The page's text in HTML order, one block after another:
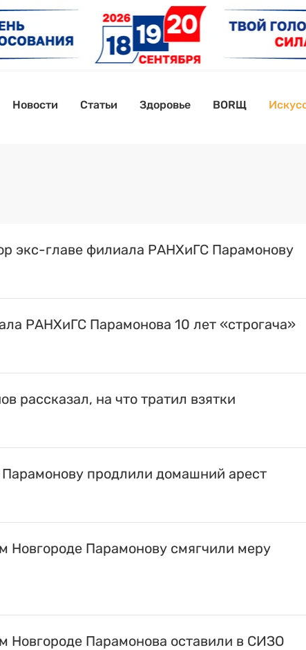
Новости Статьи Здоровье BORЩ
экс-главе филиала РАНХиГС Парамонову
РАНХиГС Парамонова 10 лет «строгача»
рассказал, на что тратил взятки
продлили домашний арест
Парамонову смягчили меру
Парамонова оставили в СИЗО